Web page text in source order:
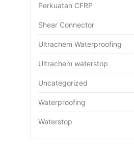
Perkuatan CFRP
Shear Connector
Ultrachem Waterproofing
Ultrachem waterstop
Uncategorized
Waterproofing
Waterstop